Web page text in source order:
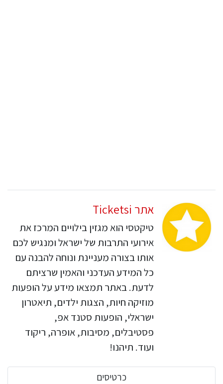
אתר Ticketsi
טיקטסי הוא מגזין בילויים המרכז את
אירועי התרבות של ישראל ומנגיש לכם
אותו בצורה מעניינת ונוחה להבנה עם
כל המידע העדכני והאמין שרציתם
לדעת. באתר תמצאו מידע על הופעות
מוזיקה חיות, הצגות ילדים, תיאטרון
ישראלי, הופעות סטנד אפ,
פסטיבלים, מסיבות, אופרה, ריקוד
ועוד. תיהנו!
כרטיסים